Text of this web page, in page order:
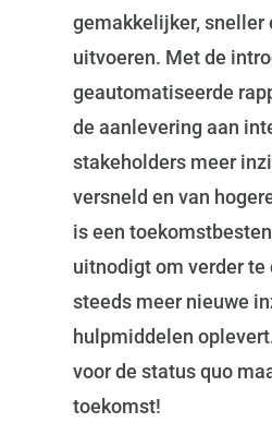
gemakkelijker, sneller
uitvoeren. Met de
geautomatiseerde
de aanlevering aan
stakeholders meer
versneld en van
is een
uitnodigt om verder te
steeds meer nieuwe
hulpmiddelen
voor de status quo
toekomst!